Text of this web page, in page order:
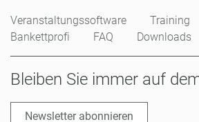
Veranstaltungssoftware Training
Bankettprofi
FAQ Downloads
Bleiben Sie immer auf
Newsletter abonnieren